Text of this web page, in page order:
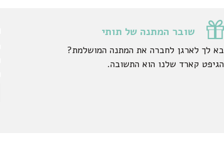
שובר המתנה של תותי
בא לך לארגן לחברה את המתנה המושלמת?
הגיפט קארד שלנו הוא התשובה.